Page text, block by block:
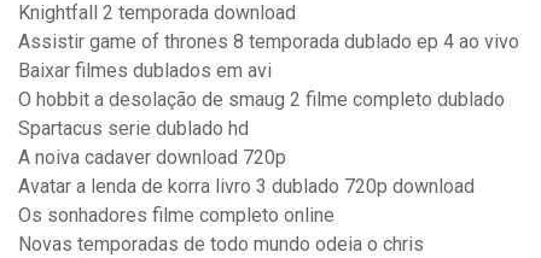
Knightfall 2 temporada download
Assistir game of thrones 8 temporada dublado ep 4 ao vivo
Baixar filmes dublados em avi
O hobbit a desolação de smaug 2 filme completo dublado
Spartacus serie dublado hd
A noiva cadaver download 720p
Avatar a lenda de korra livro 3 dublado 720p download
Os sonhadores filme completo online
Novas temporadas de todo mundo odeia o chris